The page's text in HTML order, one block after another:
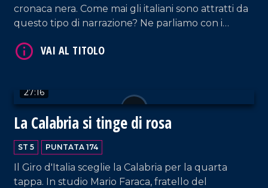
cronaca nera. Come mai gli italiani sono attratti da
questo tipo di narrazione? Ne parliamo con i
27:16
La Calabria si tinge di rosa
ST 5 PUNTATA 174
Il Giro d'Italia sceglie la Calabria per la quarta
tappa. In studio Mario Faraca, fratello del